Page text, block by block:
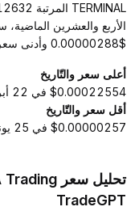
$0.00000288 وأدنى سعر عند $0.00000285.
أعلى سعر والتّاريخ
$0.00022554 في 22 أبريل 2026
أقل سعر والتّاريخ
$0.00000257 في 25 يونيو 2026
TradeGPT